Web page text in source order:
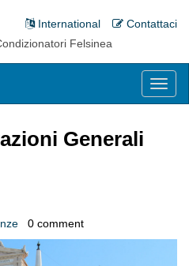
Contattaci
International
Felsinea
Generali
0 comment